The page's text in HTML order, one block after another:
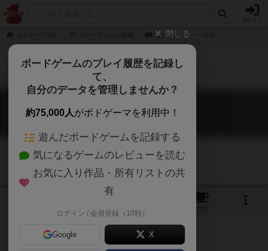
コールドウォー：冷戦
コールドウォー：冷戦
Cold War: CIA vs. KGB
カフェ
閉じる
ボードゲームのプレイ履歴を記録し
て、
自分のデータを管理しませんか？
約75,000人がボドゲーマを利用中！
遊んだボードゲームを記録する
気になるゲームのレビューを読む
お気に入り作品・所有リストの共
有
ログイン / 会員登録（10秒）
Google X